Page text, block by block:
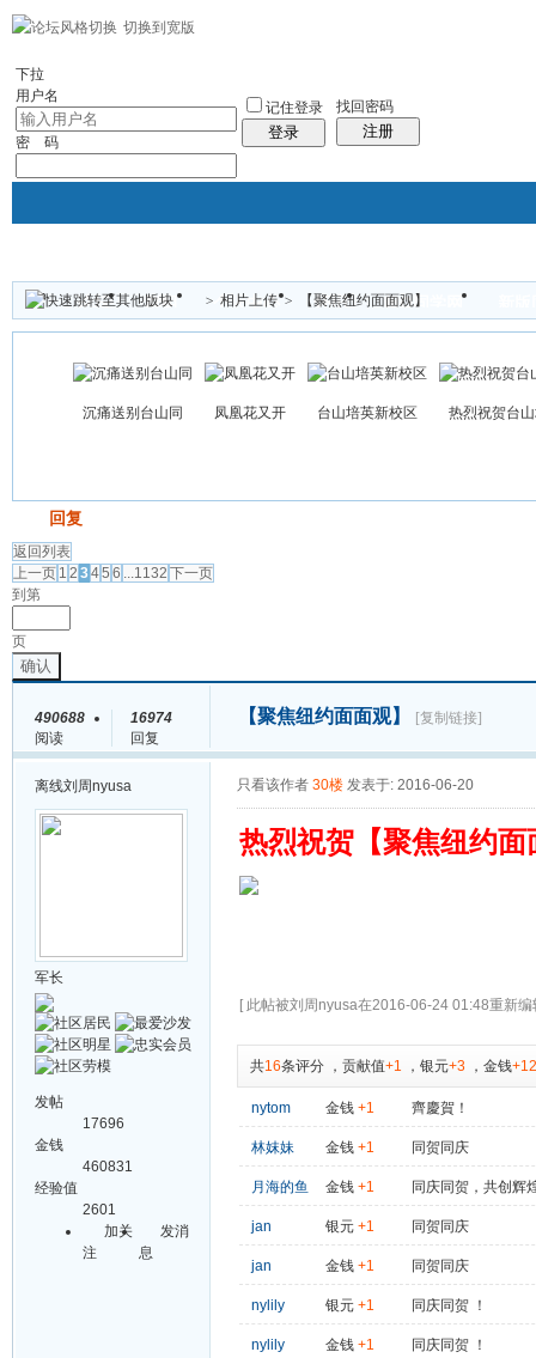
切换到宽版
下拉
用户名
密 码
记住登录
登录
找回密码
注册
论坛 群组 个人中心 怀旧 超Q同学网
帖子
> 相片上传 > 【聚焦纽约面面观】
沉痛送别台山同 凤凰花又开 台山培英新校区 热烈祝贺台
回复
返回列表
上一页 1 2 345 6 ...1132 下一页
到第
页
确认
490688
阅读
16974
回复
【聚焦纽约面面观】 [复制链接]
离线刘周nyusa
军长
发帖
17696
金钱
460831
经验值
2601
加关
注
发消
息
只看该作者 30楼 发表于: 2016-06-20
热烈祝贺【聚焦纽约
[ 此帖被刘周nyusa在2016-06-24 01:48重新编
共16条评分 ， 贡献值+1 ， 银元+3 ， 金钱+12
nytom 金钱 +1 齊慶賀！
林妺妹 金钱 +1 同贺同庆
月海的鱼 金钱 +1 同庆同贺，共创辉
jan 银元 +1 同贺同庆
jan 金钱 +1 同贺同庆
nylily 银元 +1 同庆同贺 ！
nylily 金钱 +1 同庆同贺 ！